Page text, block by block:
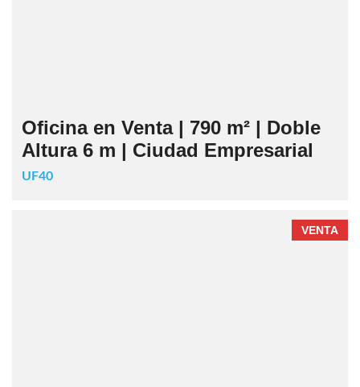
Oficina en Venta | 790 m² | Doble
Altura 6 m | Ciudad Empresarial
UF40
VENTA